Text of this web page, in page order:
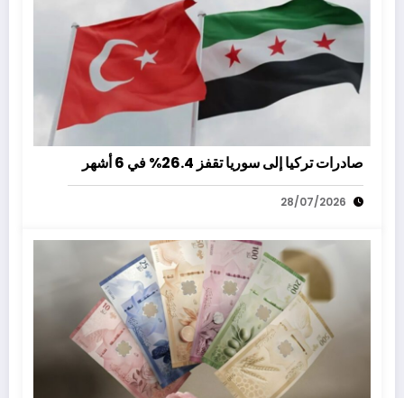
صادرات تركيا إلى سوريا تقفز 26.4% في 6 أشهر
28/07/2026